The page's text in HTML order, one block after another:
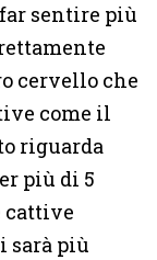
sentire più
cervello che
come il
riguarda
più di 5
cattive
sarà più